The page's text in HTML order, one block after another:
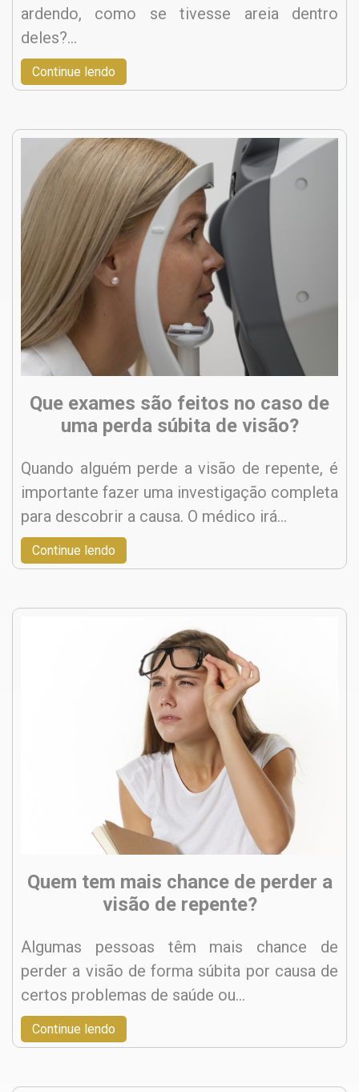
ardendo, como se tivesse areia dentro
deles?…
Continue lendo
Que exames são feitos no caso de
uma perda súbita de visão?
Quando alguém perde a visão de repente, é
importante fazer uma investigação completa
para descobrir a causa. O médico irá…
Continue lendo
Quem tem mais chance de perder a
visão de repente?
Algumas pessoas têm mais chance de
perder a visão de forma súbita por causa de
certos problemas de saúde ou…
Continue lendo